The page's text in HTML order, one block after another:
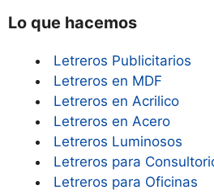
Lo que hacemos
Letreros Publicitarios
Letreros en MDF
Letreros en Acrilico
Letreros en Acero
Letreros Luminosos
Letreros para
Letreros para Oficinas